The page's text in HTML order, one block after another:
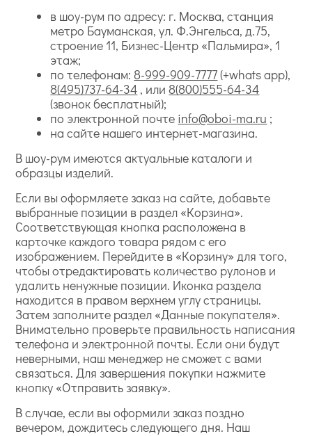
в шоу-рум по адресу: г. Москва, станция
метро Бауманская, ул. Ф.Энгельса, д.75,
строение 11, Бизнес-Центр «Пальмира», 1
этаж;
по телефонам: 8-999-909-7777(+whats app),
8(495)737-64-34 , или 8(800)555-64-34
(звонок бесплатный);
по электронной почте info@oboi-ma.ru ;
на сайте нашего интернет-магазина.
В шоу-рум имеются актуальные каталоги и
образцы изделий.
Если вы оформляете заказ на сайте, добавьте
выбранные позиции в раздел «Корзина».
Соответствующая кнопка расположена в
карточке каждого товара рядом с его
изображением. Перейдите в «Корзину» для того,
чтобы отредактировать количество рулонов и
удалить ненужные позиции. Иконка раздела
находится в правом верхнем углу страницы.
Затем заполните раздел «Данные покупателя».
Внимательно проверьте правильность написания
телефона и электронной почты. Если они будут
неверными, наш менеджер не сможет с вами
связаться. Для завершения покупки нажмите
кнопку «Отправить заявку».
В случае, если вы оформили заказ поздно
вечером, дождитесь следующего дня. Наш